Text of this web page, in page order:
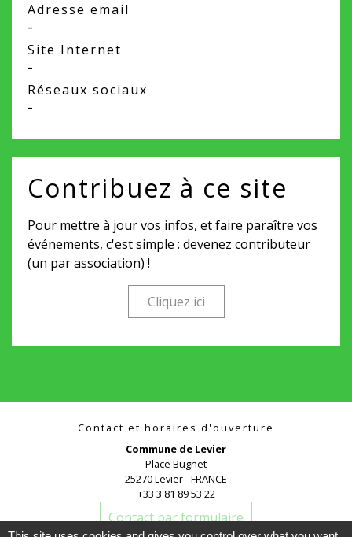
Adresse email
-
Site Internet
-
Réseaux sociaux
-
Contribuez à ce site
Pour mettre à jour vos infos, et faire paraître vos
événements, c'est simple : devenez contributeur
(un par association) !
Cliquez ici
Contact et horaires d'ouverture
Commune de Levier
Place Bugnet
25270 Levier - FRANCE
+33 3 81 89 53 22
Contact par formulaire